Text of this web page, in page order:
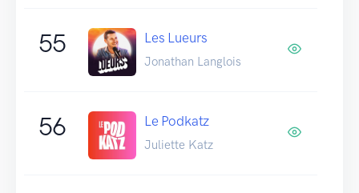
55 Les Lueurs
Jonathan Langlois
56 Le Podkatz
Juliette Katz